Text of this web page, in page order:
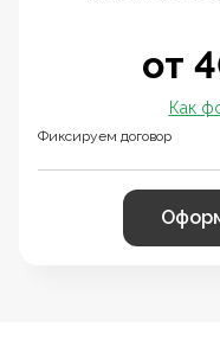
от
Фиксируем договор
Как